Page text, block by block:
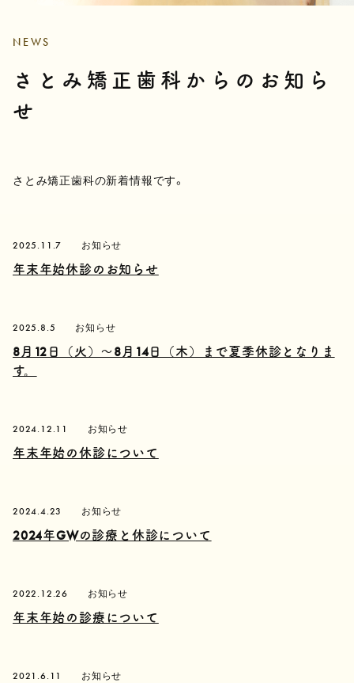
NEWS
さとみ矯正歯科からのお知ら
せ
さとみ矯正歯科の新着情報です。
2025.11.7 お知らせ
年末年始休診のお知らせ
2025.8.5 お知らせ
8月12日（火）〜8月14日（木）まで夏季休診となりま
す。
2024.12.11 お知らせ
年末年始の休診について
2024.4.23 お知らせ
2024年GWの診療と休診について
2022.12.26 お知らせ
年末年始の診療について
2021.6.11 お知らせ